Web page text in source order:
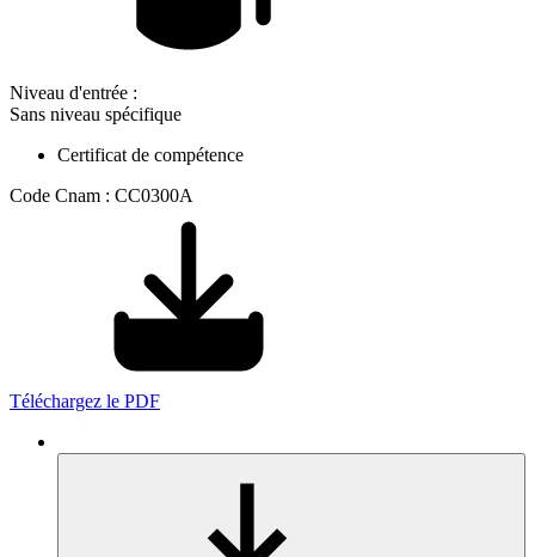
Niveau d'entrée :
Sans niveau spécifique
Certificat de compétence
Code Cnam : CC0300A
Téléchargez le PDF